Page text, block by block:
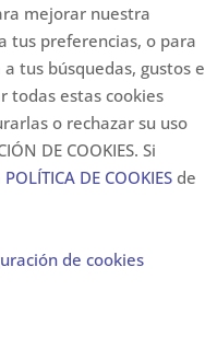
mejorar nuestra
tus preferencias, o para
tus búsquedas, gustos e
todas estas cookies
o rechazar su uso
DE COOKIES. Si
POLÍTICA DE COOKIES de
de cookies